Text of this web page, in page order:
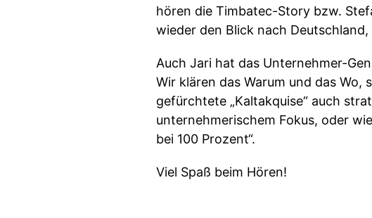
hören die Timbatec-Story bzw.
wieder den Blick nach
Auch Jari hat das Unternehmer-
Wir klären das Warum und das
gefürchtete „Kaltakquise“ auch
unternehmerischem Fokus, oder
bei 100 Prozent“.
Viel Spaß beim Hören!